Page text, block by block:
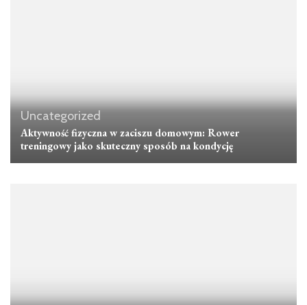
Uncategorized
Aktywność fizyczna w zaciszu domowym: Rower
treningowy jako skuteczny sposób na kondycję